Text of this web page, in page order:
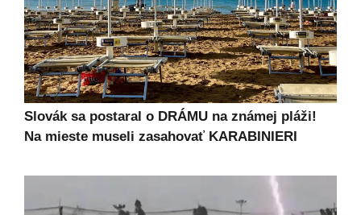
Slovák sa postaral o DRÁMU na známej pláži!
Na mieste museli zasahovať KARABINIERI